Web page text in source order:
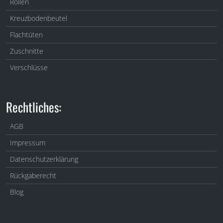
Kreuzbodenbeutel
Flachtüten
Zuschnitte
Verschlüsse
Rechtliches:
AGB
Impressum
Datenschutzerklärung
Rückgaberecht
Blog